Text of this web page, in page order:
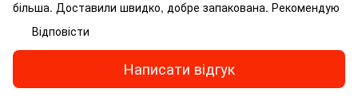
більша. Доставили швидко, добре запакована. Рекомендую
Відповісти
Написати відгук